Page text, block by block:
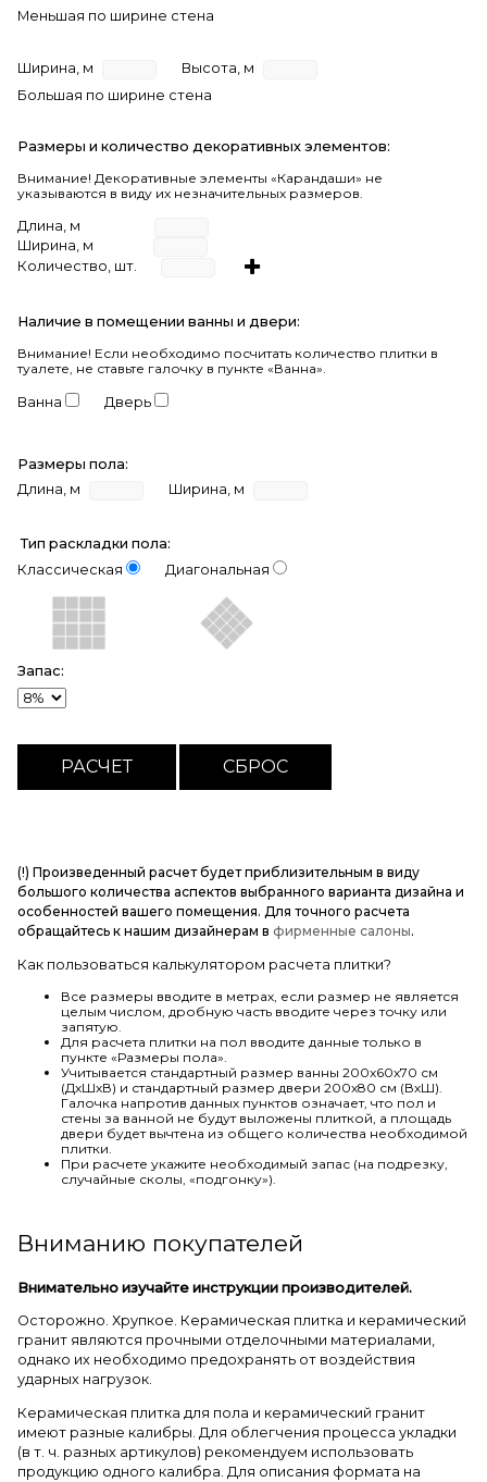
Меньшая по ширине стена
Ширина, м
Высота, м
Большая по ширине стена
Размеры и количество декоративных элементов:
Внимание! Декоративные элементы «Карандаши» не
указываются в виду их незначительных размеров.
Длина, м
Ширина, м
Количество, шт.
Наличие в помещении ванны и двери:
Внимание! Если необходимо посчитать количество плитки в
туалете, не ставьте галочку в пункте «Ванна».
Ванна Дверь
Размеры пола:
Длина, м
Ширина, м
Тип раскладки пола:
Классическая
Диагональная
Запас:
(!) Произведенный расчет будет приблизительным в виду
большого количества аспектов выбранного варианта дизайна и
особенностей вашего помещения. Для точного расчета
обращайтесь к нашим дизайнерам в фирменные салоны.
Как пользоваться калькулятором расчета плитки?
Все размеры вводите в метрах, если размер не является
целым числом, дробную часть вводите через точку или
запятую.
Для расчета плитки на пол вводите данные только в
пункте «Размеры пола».
Учитывается стандартный размер ванны 200х60х70 см
(ДхШхВ) и стандартный размер двери 200х80 см (ВхШ).
Галочка напротив данных пунктов означает, что пол и
стены за ванной не будут выложены плиткой, а площадь
двери будет вычтена из общего количества необходимой
плитки.
При расчете укажите необходимый запас (на подрезку,
случайные сколы, «подгонку»).
Вниманию покупателей
Внимательно изучайте инструкции производителей.
Осторожно. Хрупкое. Керамическая плитка и керамический
гранит являются прочными отделочными материалами,
однако их необходимо предохранять от воздействия
ударных нагрузок.
Керамическая плитка для пола и керамический гранит
имеют разные калибры. Для облегчения процесса укладки
(в т. ч. разных артикулов) рекомендуем использовать
продукцию одного калибра. Для описания формата на